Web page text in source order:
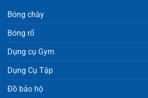
Bóng chày
Bóng rổ
Dụng cụ Gym
Dụng Cụ Tập
Đồ bảo hộ